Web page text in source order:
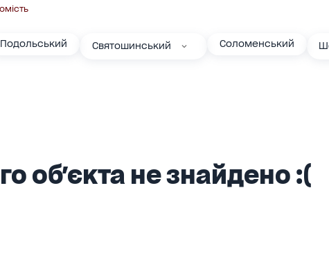
Подольський Святошинський Соломенський
об'єкта не знайдено :(